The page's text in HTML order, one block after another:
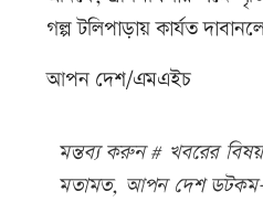
গল্প টলিপাড়ায় কার্যত
আপন দেশ/এমএইচ
মন্তব্য করুন # খবরের
মতামত, আপন দেশ ডটকম-